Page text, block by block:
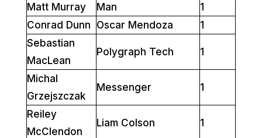
Matt Murray Man
1
Conrad Dunn Oscar Mendoza
1
Sebastian
MacLean
Polygraph Tech 1
Michal
Grzejszczak
Messenger 1
Reiley
McClendon
Liam Colson 1